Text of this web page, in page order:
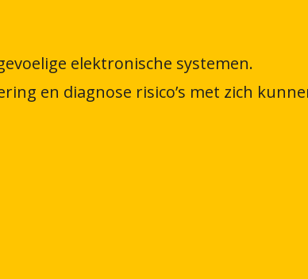
elektronische systemen.
en diagnose risico’s met zich